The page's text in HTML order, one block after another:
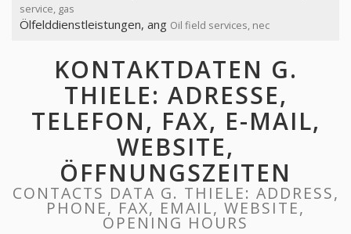
service, gas
Ölfelddienstleistungen, ang Oil field services, nec
KONTAKTDATEN G.
THIELE: ADRESSE,
TELEFON, FAX, E-MAIL,
WEBSITE,
ÖFFNUNGSZEITEN
CONTACTS DATA G. THIELE: ADDRESS,
PHONE, FAX, EMAIL, WEBSITE,
OPENING HOURS